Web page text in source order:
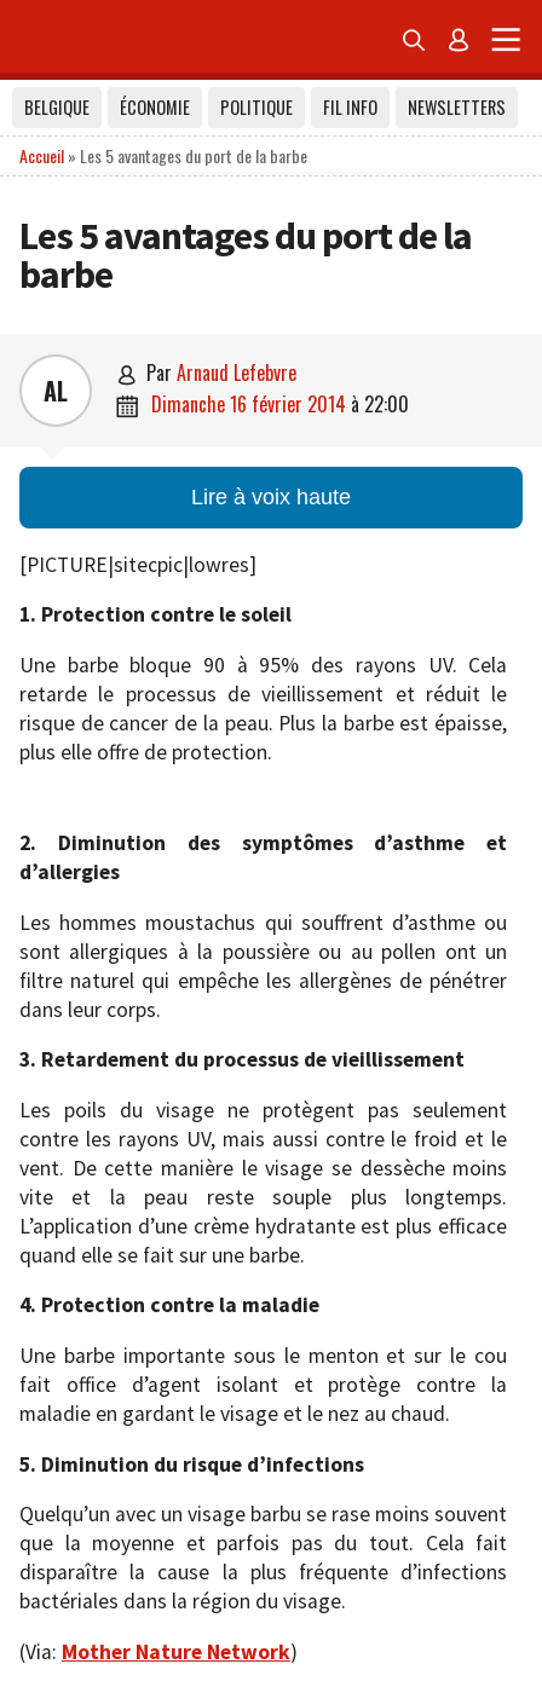
 
BELGIQUE ÉCONOMIE POLITIQUE FIL INFO
NEWSLETTERS
Accueil» Les 5 avantages du port de la barbe
Les 5 avantages du port de la
barbe
AL  par Arnaud Lefebvre
 dimanche 16 février 2014 à 22:00
Lire à voix haute
[PICTURE|sitecpic|lowres]
1. Protection contre le soleil
Une barbe bloque 90 à 95% des rayons UV. Cela
retarde le processus de vieillissement et réduit le
risque de cancer de la peau. Plus la barbe est épaisse,
plus elle offre de protection.
2. Diminution des symptômes d’asthme et
d’allergies
Les hommes moustachus qui souffrent d’asthme ou
sont allergiques à la poussière ou au pollen ont un
filtre naturel qui empêche les allergènes de pénétrer
dans leur corps.
3. Retardement du processus de vieillissement
Les poils du visage ne protègent pas seulement
contre les rayons UV, mais aussi contre le froid et le
vent. De cette manière le visage se dessèche moins
vite et la peau reste souple plus longtemps.
L’application d’une crème hydratante est plus efficace
quand elle se fait sur une barbe.
4. Protection contre la maladie
Une barbe importante sous le menton et sur le cou
fait office d’agent isolant et protège contre la
maladie en gardant le visage et le nez au chaud.
5. Diminution du risque d’infections
Quelqu’un avec un visage barbu se rase moins souvent
que la moyenne et parfois pas du tout. Cela fait
disparaître la cause la plus fréquente d’infections
bactériales dans la région du visage.
(Via: Mother Nature Network)